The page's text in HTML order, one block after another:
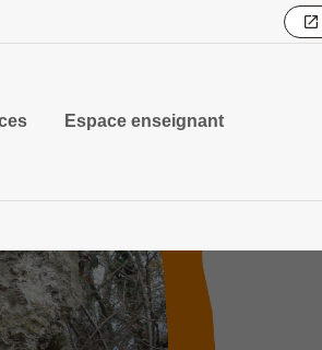
Espace enseignant